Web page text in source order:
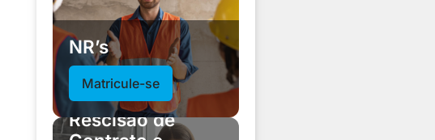
NR’s
Matricule-se
Gestão do Ponto,
Rescisão de